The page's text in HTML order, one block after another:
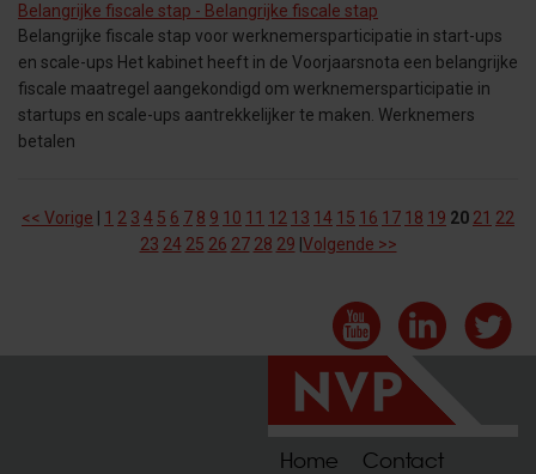
Belangrijke fiscale stap - Belangrijke fiscale stap
Belangrijke fiscale stap voor werknemersparticipatie in start-ups
en scale-ups Het kabinet heeft in de Voorjaarsnota een belangrijke
fiscale maatregel aangekondigd om werknemersparticipatie in
startups en scale-ups aantrekkelijker te maken. Werknemers
betalen
<< Vorige 1 2 3 4 5 6 7 8 9 10 11 12 13 14 15 16 17 18 19 20 21 22
23 24 25 26 27 28 29 Volgende >>
Home
Contact